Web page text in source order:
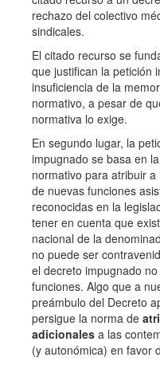
rechazo del colectivo
sindicales.
El citado recurso se
que justifican la petición
insuficiencia de la
normativo, a pesar de
normativa lo exige.
En segundo lugar, la
impugnado se basa en
normativo para atribuir
de nuevas funciones
reconocidas en la
tener en cuenta que
nacional de la
no puede ser
el decreto impugnado
funciones. Algo que a
preámbulo del Decreto
persigue la norma de
adicionales a las
(y autonómica) en favor